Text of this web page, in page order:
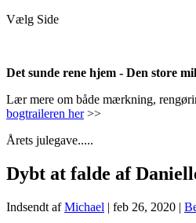
Vælg Side
Det sunde rene hjem - Den store
Lær mere om både mærkning,
bogtraileren her>>
Årets julegave.....
Dybt at falde af
Indsendt afMichael | feb 26, 2020 |